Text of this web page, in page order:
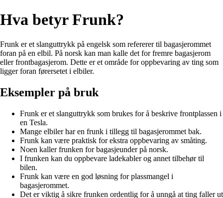
Hva betyr Frunk?
Frunk er et slanguttrykk på engelsk som refererer til bagasjerommet
foran på en elbil. På norsk kan man kalle det for fremre bagasjerom
eller frontbagasjerom. Dette er et område for oppbevaring av ting som
ligger foran førersetet i elbiler.
Eksempler på bruk
Frunk er et slanguttrykk som brukes for å beskrive frontplassen i
en Tesla.
Mange elbiler har en frunk i tillegg til bagasjerommet bak.
Frunk kan være praktisk for ekstra oppbevaring av småting.
Noen kaller frunken for bagasjeunder på norsk.
I frunken kan du oppbevare ladekabler og annet tilbehør til
bilen.
Frunk kan være en god løsning for plassmangel i
bagasjerommet.
Det er viktig å sikre frunken ordentlig for å unngå at ting faller ut